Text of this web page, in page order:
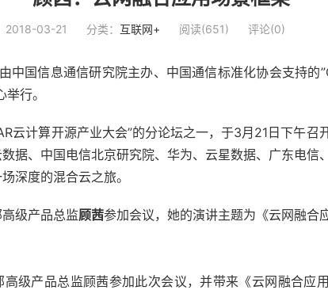
2018-03-21 分类： 互联网+ 阅读(651) 评论(0)
中国信息通信研究院主办、中国通信标准化协会支持的
行。
云计算开源产业大会”的分论坛之一，于3月21日下午召
据、中国电信北京研究院、华为、云星数据、广东电信
深度的混合云之旅。
级产品总监顾茜参加会议，她的演讲主题为《云网融合
高级产品总监顾茜参加此次会议，并带来《云网融合应